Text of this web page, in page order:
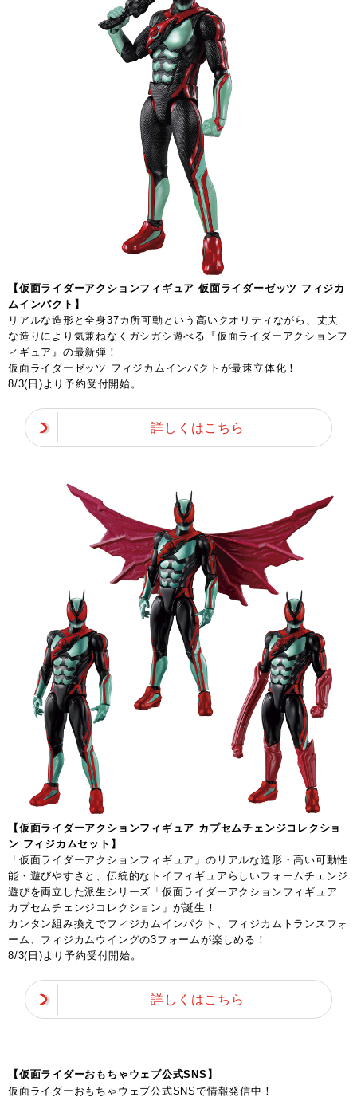
【仮面ライダーアクションフィギュア 仮面ライダーゼッツ フィジカ
ムインパクト】
リアルな造形と全身37カ所可動という高いクオリティながら、丈夫
な造りにより気兼ねなくガシガシ遊べる『仮面ライダーアクションフ
ィギュア』の最新弾！
仮面ライダーゼッツ フィジカムインパクトが最速立体化！
8/3(日)より予約受付開始。
詳しくはこちら
【仮面ライダーアクションフィギュア カプセムチェンジコレクショ
ン フィジカムセット】
「仮面ライダーアクションフィギュア」のリアルな造形・高い可動性
能・遊びやすさと、伝統的なトイフィギュアらしいフォームチェンジ
遊びを両立した派生シリーズ「仮面ライダーアクションフィギュア
カプセムチェンジコレクション」が誕生！
カンタン組み換えでフィジカムインパクト、フィジカムトランスフォ
ーム、フィジカムウイングの3フォームが楽しめる！
8/3(日)より予約受付開始。
詳しくはこちら
【仮面ライダーおもちゃウェブ公式SNS】
仮面ライダーおもちゃウェブ公式SNSで情報発信中！